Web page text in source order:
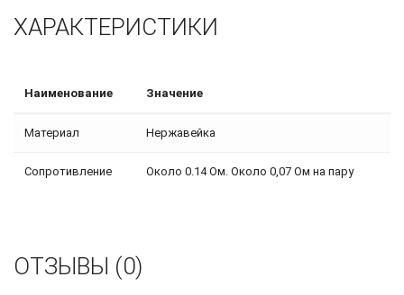
ХАРАКТЕРИСТИКИ
Наименование Значение
Материал Нержавейка
Сопротивление Около 0.14 Ом. Около 0,07 Ом на пару
ОТЗЫВЫ (0)